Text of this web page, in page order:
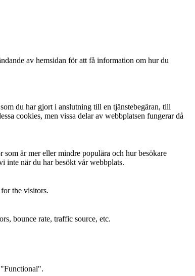
av hemsidan för att få information om hur du
du har gjort i anslutning till en tjänstebegäran, till
cookies, men vissa delar av webbplatsen fungerar då
är mer eller mindre populära och hur besökare
inte när du har besökt vår webbplats.
the visitors.
bounce rate, traffic source, etc.
"Functional".